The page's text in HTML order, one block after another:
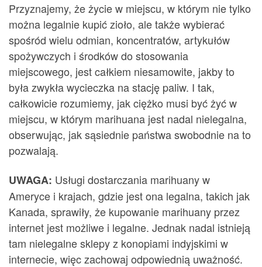
Przyznajemy, że życie w miejscu, w którym nie tylko
można legalnie kupić zioło, ale także wybierać
spośród wielu odmian, koncentratów, artykułów
spożywczych i środków do stosowania
miejscowego, jest całkiem niesamowite, jakby to
była zwykła wycieczka na stację paliw. I tak,
całkowicie rozumiemy, jak ciężko musi być żyć w
miejscu, w którym marihuana jest nadal nielegalna,
obserwując, jak sąsiednie państwa swobodnie na to
pozwalają.
UWAGA: Usługi dostarczania marihuany w
Ameryce i krajach, gdzie jest ona legalna, takich jak
Kanada, sprawiły, że kupowanie marihuany przez
internet jest możliwe i legalne. Jednak nadal istnieją
tam nielegalne sklepy z konopiami indyjskimi w
internecie, więc zachowaj odpowiednią uważność.